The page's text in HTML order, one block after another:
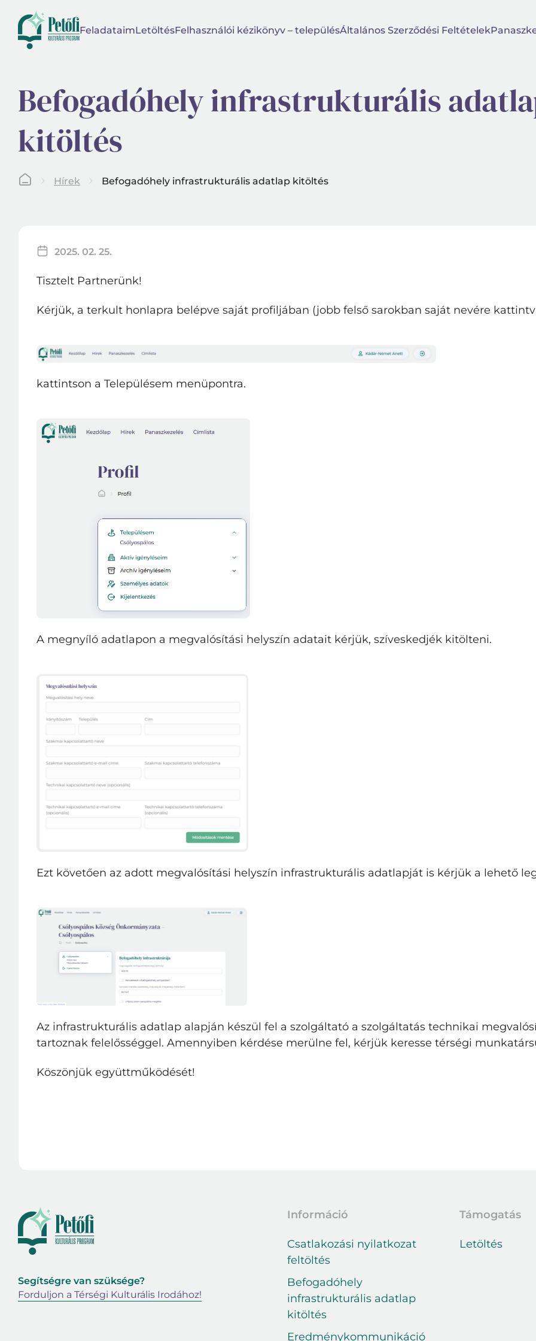
FeladataimLetöltésFelhasználói kézikönyv – településÁltalános Szerződési Feltételek
Befogadóhely infrastrukturális
kitöltés
Hírek Befogadóhely infrastrukturális adatlap kitöltés
2025. 02. 25.
Tisztelt Partnerünk!
Kérjük, a terkult honlapra belépve saját profiljában (jobb felső sarokban saját nevére
kattintson a Településem menüpontra.
A megnyíló adatlapon a megvalósítási helyszín adatait kérjük, szíveskedjék kitölteni.
Ezt követően az adott megvalósítási helyszín infrastrukturális adatlapját is kérjük a lehető
Az infrastrukturális adatlap alapján készül fel a szolgáltató a szolgáltatás technikai
tartoznak felelősséggel. Amennyiben kérdése merülne fel, kérjük keresse térségi
Köszönjük együttműködését!
Segítségre van szüksége?
Forduljon a Térségi Kulturális Irodához!
Információ
Csatlakozási nyilatkozat
feltöltés
Befogadóhely
infrastrukturális adatlap
kitöltés
Eredménykommunikáció
Támogatás
Letöltés